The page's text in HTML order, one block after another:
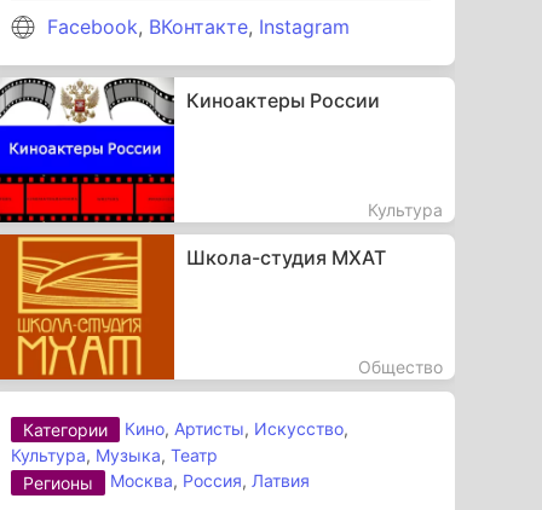
Facebook, ВКонтакте, Instagram
Киноактеры России
Культура
Школа-студия МХАТ
Общество
Категории Кино, Артисты, Искусство,
Культура, Музыка,Театр
Регионы
Москва, Россия, Латвия